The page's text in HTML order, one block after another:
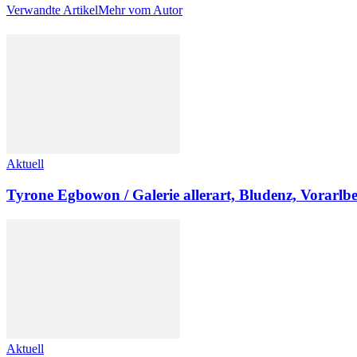
Verwandte ArtikelMehr vom Autor
Aktuell
Tyrone Egbowon / Galerie allerart, Bludenz,
Aktuell